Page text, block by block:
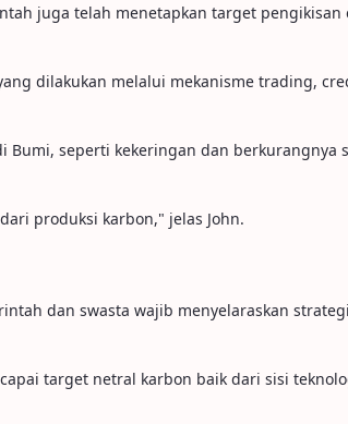
juga telah menetapkan target pengikisan
dilakukan melalui mekanisme trading,
seperti kekeringan dan berkurangnya
produksi karbon," jelas John.
dan swasta wajib menyelaraskan
target netral karbon baik dari sisi